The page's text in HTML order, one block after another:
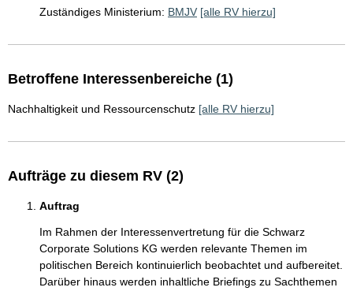
Zuständiges Ministerium: BMJV [alle RV hierzu]
Betroffene Interessenbereiche (1)
Nachhaltigkeit und Ressourcenschutz [alle RV hierzu]
Aufträge zu diesem RV (2)
Auftrag
Im Rahmen der Interessenvertretung für die Schwarz
Corporate Solutions KG werden relevante Themen im
politischen Bereich kontinuierlich beobachtet und aufbereitet.
Darüber hinaus werden inhaltliche Briefings zu Sachthemen